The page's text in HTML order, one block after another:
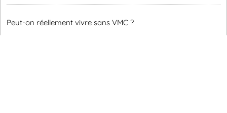
Peut-on réellement vivre sans VMC ?